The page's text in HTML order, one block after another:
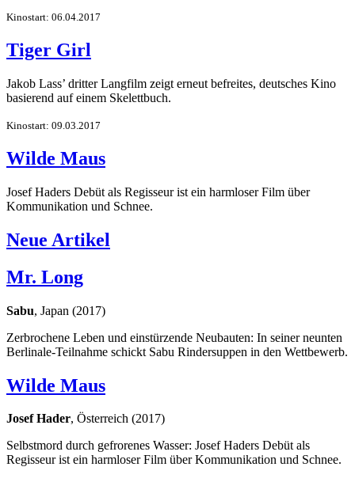
Kinostart: 06.04.2017
Tiger Girl
Jakob Lass’ dritter Langfilm zeigt erneut befreites, deutsches Kino
basierend auf einem Skelettbuch.
Kinostart: 09.03.2017
Wilde Maus
Josef Haders Debüt als Regisseur ist ein harmloser Film über
Kommunikation und Schnee.
Neue Artikel
Mr. Long
Sabu, Japan (2017)
Zerbrochene Leben und einstürzende Neubauten: In seiner neunten
Berlinale-Teilnahme schickt Sabu Rindersuppen in den Wettbewerb.
Wilde Maus
Josef Hader, Österreich (2017)
Selbstmord durch gefrorenes Wasser: Josef Haders Debüt als
Regisseur ist ein harmloser Film über Kommunikation und Schnee.